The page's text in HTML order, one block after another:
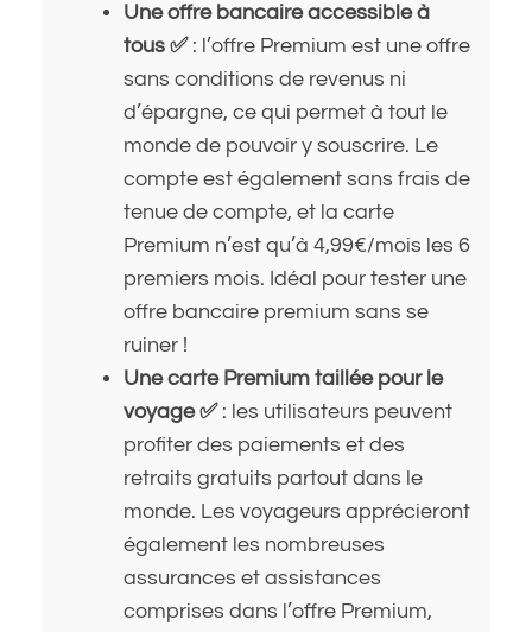
Une offre bancaire accessible à
tous ✅: l’offre Premium est une offre
sans conditions de revenus ni
d’épargne, ce qui permet à tout le
monde de pouvoir y souscrire. Le
compte est également sans frais de
tenue de compte, et la carte
Premium n’est qu’à 4,99€/mois les 6
premiers mois. Idéal pour tester une
offre bancaire premium sans se
ruiner !
Une carte Premium taillée pour le
voyage ✅: les utilisateurs peuvent
profiter des paiements et des
retraits gratuits partout dans le
monde. Les voyageurs apprécieront
également les nombreuses
assurances et assistances
comprises dans l’offre Premium,